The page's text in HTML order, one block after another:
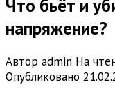
Что бьёт и
напряжение?
Автор admin На
Опубликовано